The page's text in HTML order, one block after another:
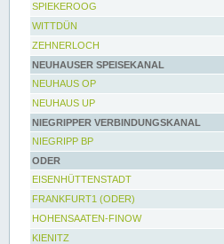
SPIEKEROOG
WITTDÜN
ZEHNERLOCH
NEUHAUSER SPEISEKANAL
NEUHAUS OP
NEUHAUS UP
NIEGRIPPER VERBINDUNGSKANAL
NIEGRIPP BP
ODER
EISENHÜTTENSTADT
FRANKFURT1 (ODER)
HOHENSAATEN-FINOW
KIENITZ